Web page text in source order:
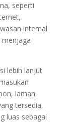
seperti
internal
menjaga
lebih lanjut
laman
tersedia.
luas sebagai